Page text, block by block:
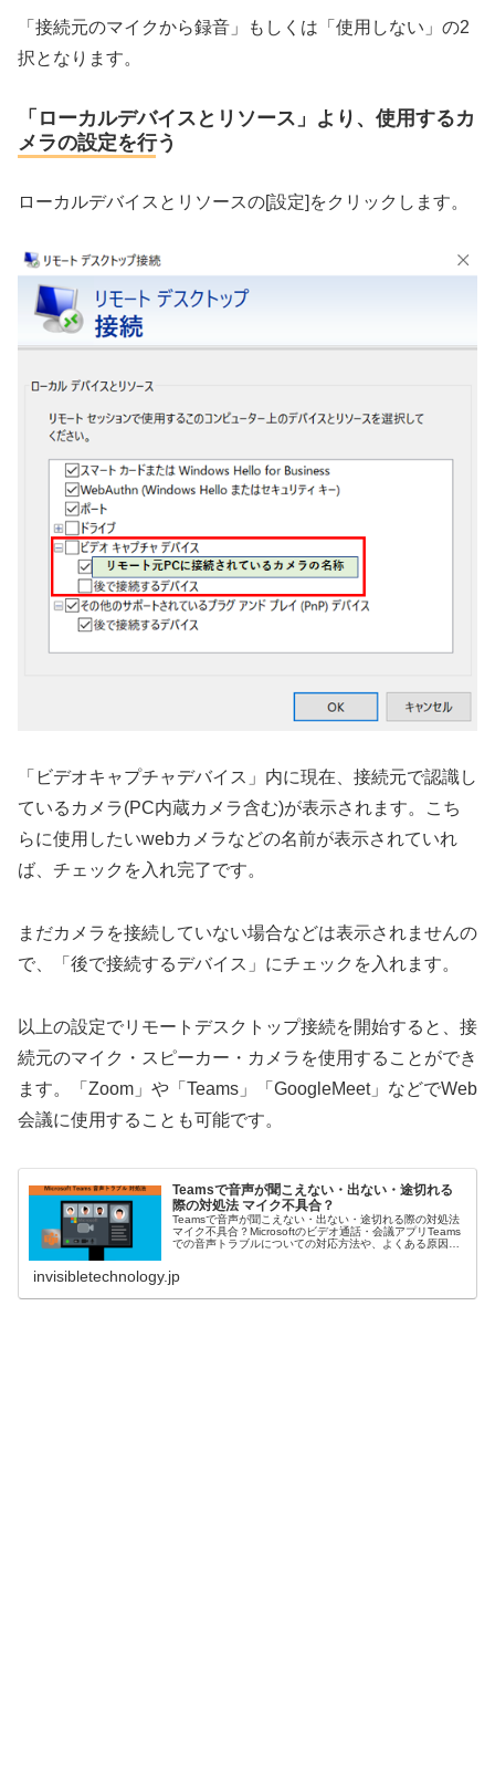
「接続元のマイクから録音」もしくは「使用しない」の2
択となります。
「ローカルデバイスとリソース」より、使用するカ
メラの設定を行う
ローカルデバイスとリソースの[設定]をクリックします。
「ビデオキャプチャデバイス」内に現在、接続元で認識し
ているカメラ(PC内蔵カメラ含む)が表示されます。こち
らに使用したいwebカメラなどの名前が表示されていれ
ば、チェックを入れ完了です。
まだカメラを接続していない場合などは表示されませんの
で、「後で接続するデバイス」にチェックを入れます。
以上の設定でリモートデスクトップ接続を開始すると、接
続元のマイク・スピーカー・カメラを使用することができ
ます。「Zoom」や「Teams」「GoogleMeet」などでWeb
会議に使用することも可能です。
Teamsで音声が聞こえない・出ない・途切れる
際の対処法 マイク不具合？
Teamsで音声が聞こえない・出ない・途切れる際の対処法
マイク不具合？Microsoftのビデオ通話・会議アプリTeams
での音声トラブルについての対応方法や、よくある原因・
invisibletechnology.jp